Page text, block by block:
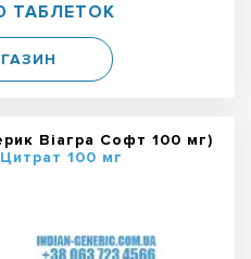
ТАБЛЕТОК
Віагра Софт 100 мг)
100 мг